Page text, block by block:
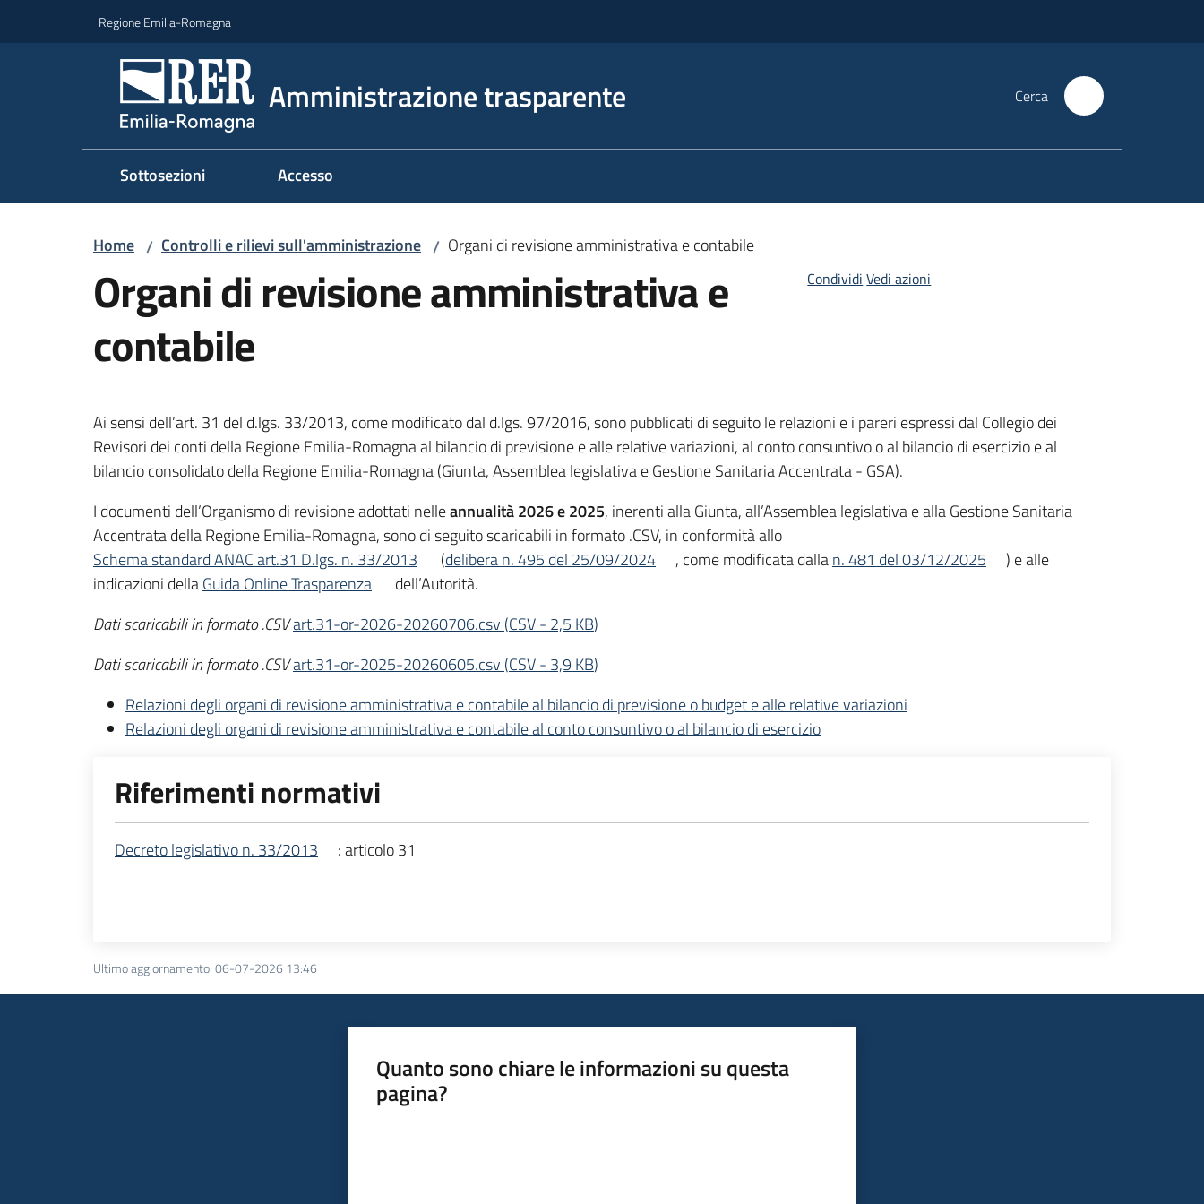
Regione Emilia-Romagna
Amministrazione trasparente Cerca
Sottosezioni Accesso
Home / Controlli e rilievi sull'amministrazione / Organi di revisione amministrativa e contabile
Organi di revisione amministrativa e
contabile
Condividi Vedi azioni
Ai sensi dell’art. 31 del d.lgs. 33/2013, come modificato dal d.lgs. 97/2016, sono pubblicati di seguito le relazioni e i pareri espressi dal Collegio dei
Revisori dei conti della Regione Emilia-Romagna al bilancio di previsione e alle relative variazioni, al conto consuntivo o al bilancio di esercizio e al
bilancio consolidato della Regione Emilia-Romagna (Giunta, Assemblea legislativa e Gestione Sanitaria Accentrata - GSA).
I documenti dell’Organismo di revisione adottati nelleannualità 2026 e 2025, inerenti alla Giunta, all’Assemblea legislativa e alla Gestione Sanitaria
Accentrata della Regione Emilia-Romagna, sono di seguito scaricabili in formato .CSV, in conformità allo
Schema standard ANAC art.31 D.lgs. n. 33/2013
(delibera n. 495 del 25/09/2024 , come modificata dallan. 481 del 03/12/2025
) e alle
indicazioni dellaGuida Online Trasparenza
dell’Autorità.
Dati scaricabili in formato .CSVart.31-or-2026-20260706.csv (CSV- 2,5 KB)
Dati scaricabili in formato .CSVart.31-or-2025-20260605.csv (CSV- 3,9 KB)
Relazioni degli organi di revisione amministrativa e contabile al bilancio di previsione o budget e alle relative variazioni
Relazioni degli organi di revisione amministrativa e contabile al conto consuntivo o al bilancio di esercizio
Riferimenti normativi
Decreto legislativo n. 33/2013 : articolo 31
Ultimo aggiornamento:06-07-2026 13:46
Quanto sono chiare le informazioni su questa
pagina?